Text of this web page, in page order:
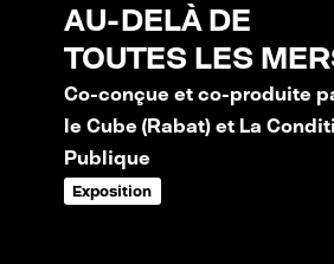
AU-DELÀ DE
TOUTES LES
Co-conçue et co-produite
le Cube (Rabat) et La
Publique
Exposition